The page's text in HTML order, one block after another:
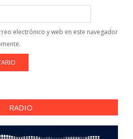
electrónico y web en este navegador
RADIO